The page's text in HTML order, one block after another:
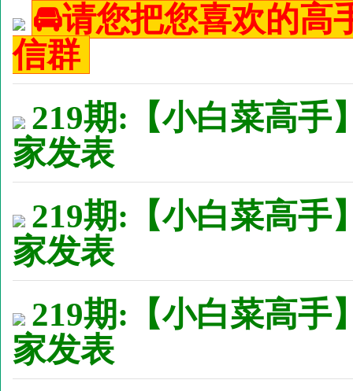
🚘请您把您喜欢的高
信群
219期:【小白菜高
家发表
219期:【小白菜高
家发表
219期:【小白菜高
家发表